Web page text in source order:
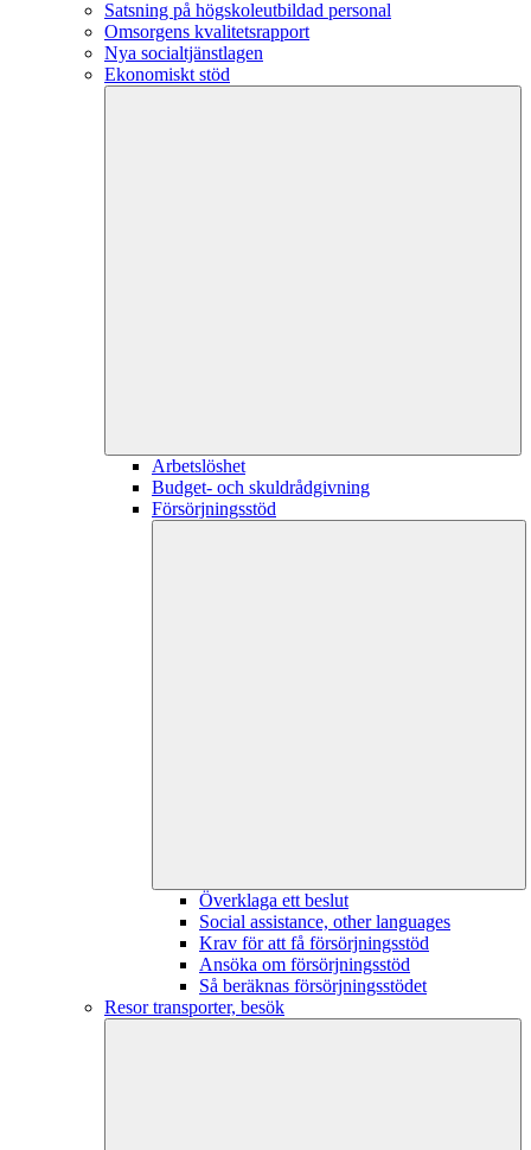
Satsning på högskoleutbildad personal
Omsorgens kvalitetsrapport
Nya socialtjänstlagen
Ekonomiskt stöd
Arbetslöshet
Budget- och skuldrådgivning
Försörjningsstöd
Överklaga ett beslut
Social assistance, other languages
Krav för att få försörjningsstöd
Ansöka om försörjningsstöd
Så beräknas försörjningsstödet
Resor transporter, besök